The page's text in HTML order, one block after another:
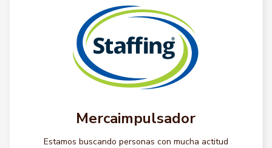
Mercaimpulsador
Estamos buscando personas con mucha actitud